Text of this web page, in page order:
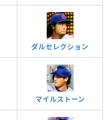
ダルセレクション
マイルストーン